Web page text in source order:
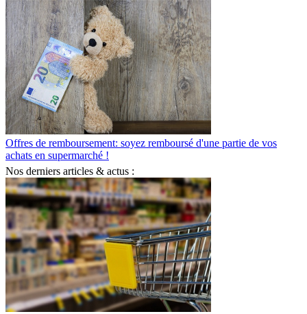
Offres de remboursement: soyez remboursé d'une partie de vos
achats en supermarché !
Nos derniers articles & actus :